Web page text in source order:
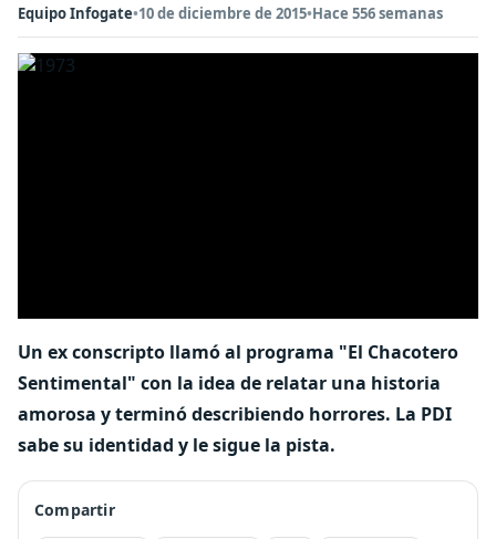
Equipo Infogate•10 de diciembre de 2015•Hace 556 semanas
Un ex conscripto llamó al programa "El Chacotero
Sentimental" con la idea de relatar una historia
amorosa y terminó describiendo horrores. La PDI
sabe su identidad y le sigue la pista.
Compartir